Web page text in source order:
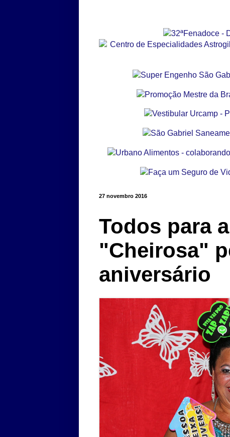
27 novembro 2016
Todos para
"Cheirosa"
aniversário